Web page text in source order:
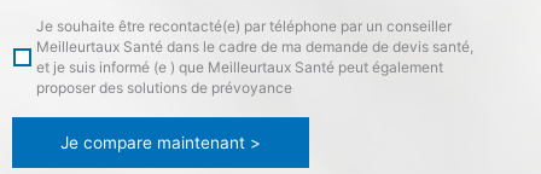
Je souhaite être recontacté(e) par téléphone par un conseiller
Meilleurtaux Santé dans le cadre de ma demande de devis santé,
et je suis informé (e ) que Meilleurtaux Santé peut également
proposer des solutions de prévoyance
Je compare maintenant >